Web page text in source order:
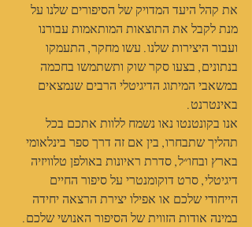
את קהל היעד המדויק של הסיפורים שלנו על
מנת לקבל את התוצאות המותאמות עבורנו
ועבור היצירות שלנו. עשו מחקר, התעמקו
בנתונים, בצעו סקר שוק ותשתמשו בחכמה
במשאבי המיתוג הדיגיטלי הרבים שנמצאים
באינטרנט.
אנו בקונטנטו נאו נשמח ללוות אתכם בכל
תהליך שתבחרו, בין אם זה דרך ספר בינלאומי
בארץ ובחו״ל, סדרת ראיונות באולפן טלוויזיה
דיגיטלי, סרט דוקומנטרי על סיפור החיים
הייחודי שלכם או אפילו יצירת הרצאה יחידה
במינה אודות הזווית של הסיפור האנושי שלכם.